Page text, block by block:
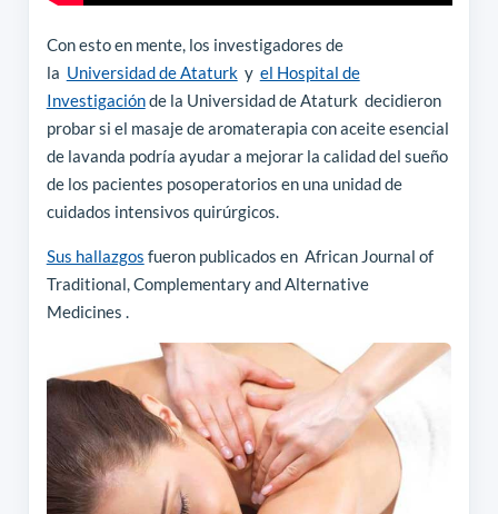
Con esto en mente, los investigadores de
la Universidad de Ataturky el Hospital de
Investigaciónde la Universidad de Ataturk decidieron
probar si el masaje de aromaterapia con aceite esencial
de lavanda podría ayudar a mejorar la calidad del sueño
de los pacientes posoperatorios en una unidad de
cuidados intensivos quirúrgicos.
Sus hallazgos fueron publicados en African Journal of
Traditional, Complementary and Alternative
Medicines .